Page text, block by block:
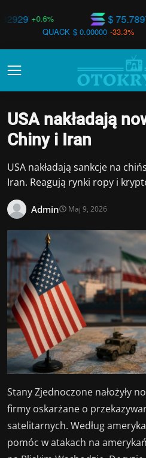
$ 75.7897 +2.5%
EOS $
$ 0.00000 -33.3%
USA nakładają
Chiny i Iran
USA nakładają sankcje na
Iran. Reagują rynki ropy i
Admin Maj 9, 2026
Stany Zjednoczone nałożyły
firmy oskarżane o
satelitarnych. Według
pomóc w atakach na